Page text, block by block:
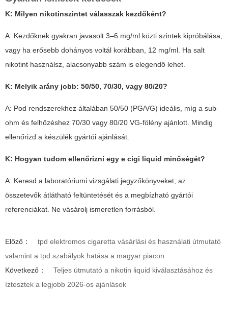
K: Milyen nikotinszintet válasszak kezdőként?
A: Kezdőknek gyakran javasolt 3–6 mg/ml közti szintek kipróbálása,
vagy ha erősebb dohányos voltál korábban, 12 mg/ml. Ha salt
nikotint használsz, alacsonyabb szám is elegendő lehet.
K: Melyik arány jobb: 50/50, 70/30, vagy 80/20?
A: Pod rendszerekhez általában 50/50 (PG/VG) ideális, míg a sub-
ohm és felhőzéshez 70/30 vagy 80/20 VG-fölény ajánlott. Mindig
ellenőrizd a készülék gyártói ajánlását.
K: Hogyan tudom ellenőrizni egy e cigi liquid minőségét?
A: Keresd a laboratóriumi vizsgálati jegyzőkönyveket, az
összetevők átlátható feltüntetését és a megbízható gyártói
referenciákat. Ne vásárolj ismeretlen forrásból.
Előző：
tpd elektromos cigaretta vásárlási és használati útmutató
valamint a tpd szabályok hatása a magyar piacon
Következő：
Teljes útmutató a nikotin liquid kiválasztásához és
íztesztek a legjobb 2026-os ajánlások